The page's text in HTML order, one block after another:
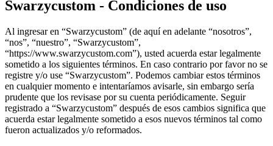
Swarzycustom - Condiciones de uso
Al ingresar en “Swarzycustom” (de aquí en adelante “nosotros”,
“nos”, “nuestro”, “Swarzycustom”,
“https://www.swarzycustom.com”), usted acuerda estar legalmente
sometido a los siguientes términos. En caso contrario por favor no se
registre y/o use “Swarzycustom”. Podemos cambiar estos términos
en cualquier momento e intentaríamos avisarle, sin embargo sería
prudente que los revisase por su cuenta periódicamente. Seguir
registrado a “Swarzycustom” después de esos cambios significa que
acuerda estar legalmente sometido a esos nuevos términos tal como
fueron actualizados y/o reformados.